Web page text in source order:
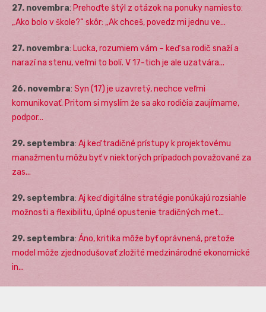
27. novembra: Prehoďte štýl z otázok na ponuky namiesto:
„Ako bolo v škole?“ skôr: „Ak chceš, povedz mi jednu ve...
27. novembra: Lucka, rozumiem vám – keď sa rodič snaží a
narazí na stenu, veľmi to bolí. V 17-tich je ale uzatvára...
26. novembra: Syn (17) je uzavretý, nechce veľmi
komunikovať. Pritom si myslím že sa ako rodičia zaujímame,
podpor...
29. septembra: Aj keď tradičné prístupy k projektovému
manažmentu môžu byť v niektorých prípadoch považované za
zas...
29. septembra: Aj keď digitálne stratégie ponúkajú rozsiahle
možnosti a flexibilitu, úplné opustenie tradičných met...
29. septembra: Áno, kritika môže byť oprávnená, pretože
model môže zjednodušovať zložité medzinárodné ekonomické
in...